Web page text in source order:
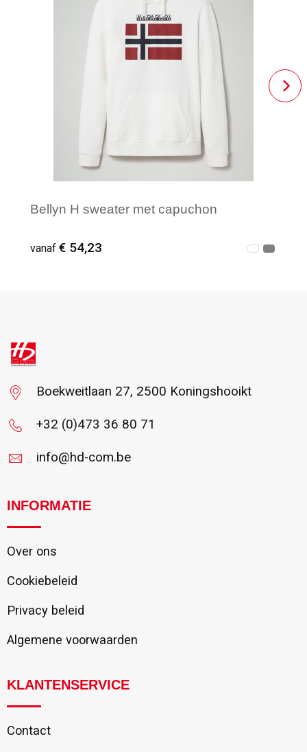
Bellyn H sweater met capuchon
vanaf € 54,23
Boekweitlaan 27, 2500 Koningshooikt
+32 (0)473 36 80 71
info@hd-com.be
INFORMATIE
Over ons
Cookiebeleid
Privacy beleid
Algemene voorwaarden
KLANTENSERVICE
Contact